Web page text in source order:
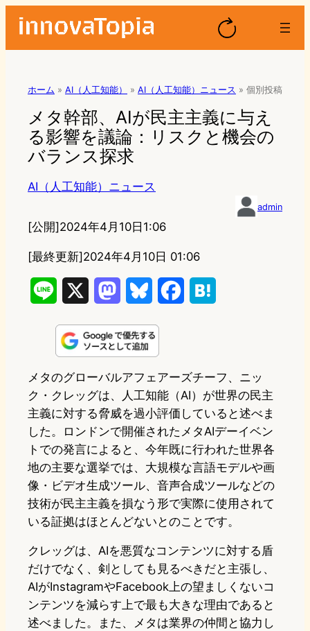
ホーム » AI（人工知能） » AI（人工知能）ニュース » 個別投稿
メタ幹部、AIが民主主義に与え
る影響を議論：リスクと機会の
バランス探求
AI（人工知能）ニュース
admin
[公開]2024年4月10日1:06
[最終更新]2024年4月10日 01:06
n
s
o
d
o
n
u
s
k
y
e
b
o
o
k
n
a
メタのグローバルアフェアーズチーフ、ニッ
ク・クレッグは、人工知能（AI）が世界の民主
主義に対する脅威を過小評価していると述べま
した。ロンドンで開催されたメタAIデーイベン
トでの発言によると、今年既に行われた世界各
地の主要な選挙では、大規模な言語モデルや画
像・ビデオ生成ツール、音声合成ツールなどの
技術が民主主義を損なう形で実際に使用されて
いる証拠はほとんどないとのことです。
クレッグは、AIを悪質なコンテンツに対する盾
だけでなく、剣としても見るべきだと主張し、
AIがInstagramやFacebook上の望ましくないコ
ンテンツを減らす上で最も大きな理由であると
述べました。また、メタは業界の仲間と協力し